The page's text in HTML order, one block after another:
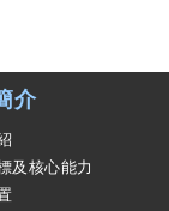
介
及核心能力